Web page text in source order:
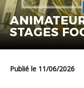
STAGES
Publié le 11/06/2026